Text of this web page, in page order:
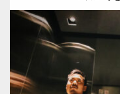
Update:
タオルとマッチョ
AKIHITO(細マッチョ)